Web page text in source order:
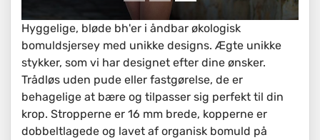
Hyggelige, bløde bh'er i åndbar økologisk
bomuldsjersey med unikke designs. Ægte unikke
stykker, som vi har designet efter dine ønsker.
Trådløs uden pude eller fastgørelse, de er
behagelige at bære og tilpasser sig perfekt til din
krop. Stropperne er 16 mm brede, kopperne er
dobbeltlagede og lavet af organisk bomuld på